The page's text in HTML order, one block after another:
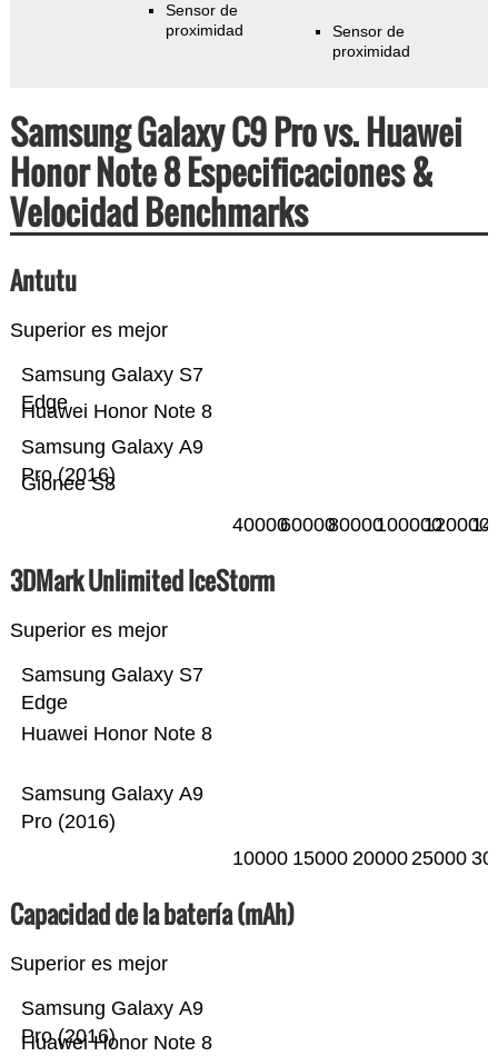
Sensor de
proximidad
Sensor de
proximidad
Samsung Galaxy C9 Pro vs. Huawei
Honor Note 8 Especificaciones &
Velocidad Benchmarks
Antutu
Superior es mejor
Gionee S8
Samsung Galaxy A9
Pro (2016)
Huawei Honor Note 8
Samsung Galaxy S7
Edge
400006000080000100000120000
3DMark Unlimited IceStorm
Superior es mejor
Samsung Galaxy A9
Pro (2016)
Huawei Honor Note 8
Samsung Galaxy S7
Edge
10000 15000 2000025000
Capacidad de la batería (mAh)
Superior es mejor
Huawei Honor Note 8
Samsung Galaxy A9
Pro (2016)